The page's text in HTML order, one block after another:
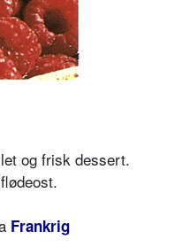
og frisk dessert.
Frankrig